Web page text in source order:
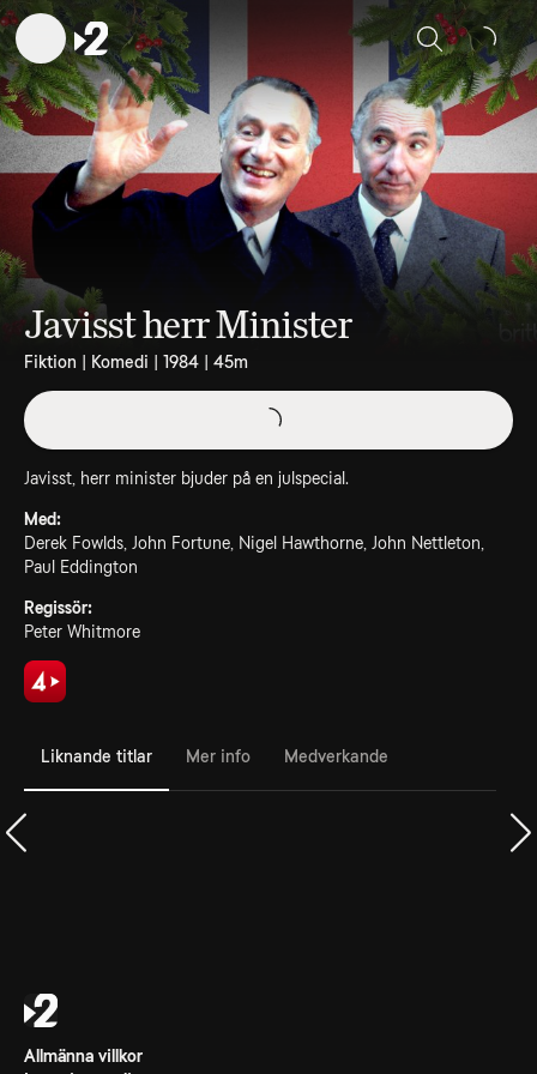
Sök
Javisst herr Minister
Fiktion | Komedi | 1984 | 45m
Javisst, herr minister bjuder på en julspecial.
Med:
Derek Fowlds, John Fortune, Nigel Hawthorne, John Nettleton,
Paul Eddington
Regissör:
Peter Whitmore
Liknande titlar Mer info Medverkande
Allmänna villkor